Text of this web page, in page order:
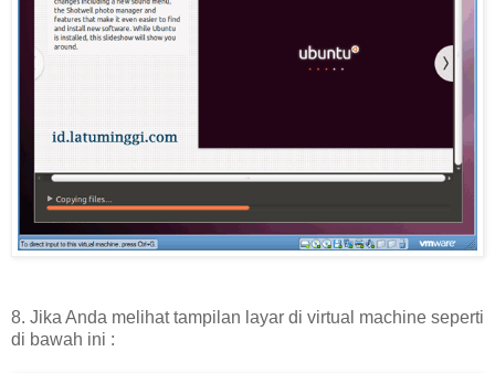
8. Jika Anda melihat tampilan layar di virtual machine seperti
di bawah ini :